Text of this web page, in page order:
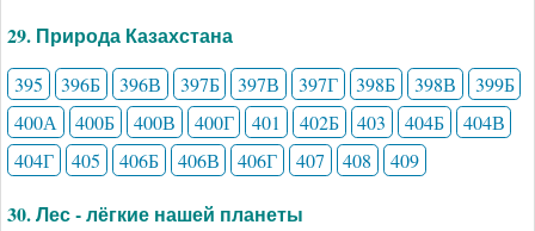
29. Природа Казахстана
395 396Б 396В 397Б 397В 397Г 398Б 398В
399Б
400А
400Б 400В 400Г 401 402Б 403 404Б
404В
404Г
405 406Б 406В 406Г 407 408 409
30. Лес - лёгкие нашей планеты